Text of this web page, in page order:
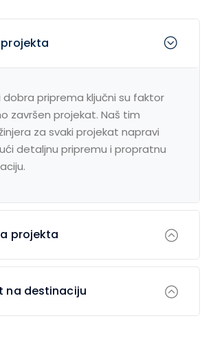
dobra priprema ključni su faktor
završen projekat. Naš tim
za svaki projekat napravi
detaljnu pripremu i propratnu
projekta
na destinaciju